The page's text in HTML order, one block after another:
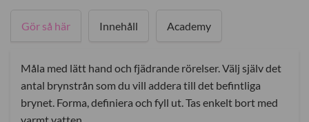
Gör så här Innehåll Academy
Måla med lätt hand och fjädrande rörelser. Välj själv det
antal brynstrån som du vill addera till det befintliga
brynet. Forma, definiera och fyll ut. Tas enkelt bort med